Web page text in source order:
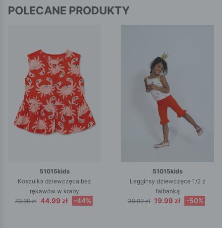
POLECANE PRODUKTY
51015kids
Koszulka dziewczęca bez
rękawów w kraby
79.99 zł 44.99 zł -44%
51015kids
Legginsy dziewczęce 1/2 z
falbanką
39.99 zł 19.99 zł -50%